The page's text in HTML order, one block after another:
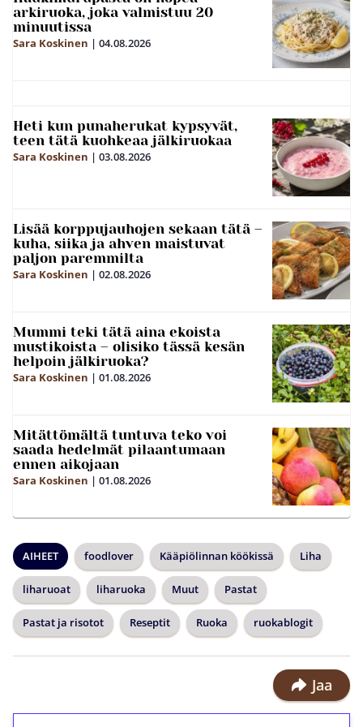
arkiruoka, joka valmistuu 20
minuutissa
Sara Koskinen | 04.08.2026
Heti kun punaherukat kypsyvät,
teen tätä kuohkeaa jälkiruokaa
Sara Koskinen | 03.08.2026
Lisää korppujauhojen sekaan tätä –
kuha, siika ja ahven maistuvat
paljon paremmilta
Sara Koskinen | 02.08.2026
Mummi teki tätä aina ekoista
mustikoista – olisiko tässä kesän
helpoin jälkiruoka?
Sara Koskinen | 01.08.2026
Mitättömältä tuntuva teko voi
saada hedelmät pilaantumaan
ennen aikojaan
Sara Koskinen | 01.08.2026
AIHEET foodlover Kääpiölinnan köökissä Liha
liharuoat liharuoka Muut Pastat
Pastat ja risotot Reseptit Ruoka ruokablogit
Jaa